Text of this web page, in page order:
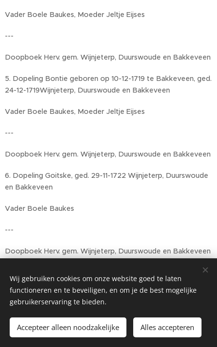
Vader Boele Baukes, Moeder Jeltje Eijses
---
Doopboek Herv. gem. Wijnjeterp, Duurswoude en Bakkeveen
5. Dopeling Bontie geboren op 10-12-1719 te Bakkeveen, ged.
24-12-1719Wijnjeterp, Duurswoude en Bakkeveen
Vader Boele Baukes, Moeder Jeltje Eijses
---
Doopboek Herv. gem. Wijnjeterp, Duurswoude en Bakkeveen
6. Dopeling Goitske, ged. 29-11-1722 Wijnjeterp, Duurswoude
en Bakkeveen
Vader Boele Baukes
---
Doopboek Herv. gem. Wijnjeterp, Duurswoude en Bakkeveen
Duurswoude en Bakkeveen
Vader Boele Baukes
Maak een gratis website. Begin
Wij gebruiken cookies om onze website goed te laten
functioneren en te beveiligen, en om je de best mogelijke
gebruikerservaring te bieden.
Accepteer alleen noodzakelijke Alles accepteren